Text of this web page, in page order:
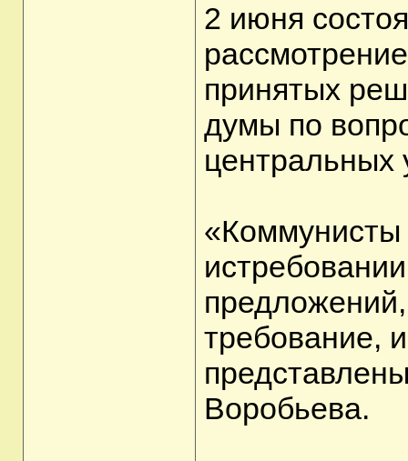
2 июня
принятых
думы по
центральных
«Коммунисты
требование,
Воробьева.